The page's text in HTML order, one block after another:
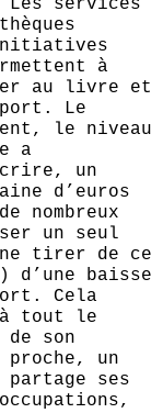
services
à
au livre et
Le
le niveau
a
un
d’euros
un seul
tirer de ce
d’une baisse
Cela
tout le
son
un
ses